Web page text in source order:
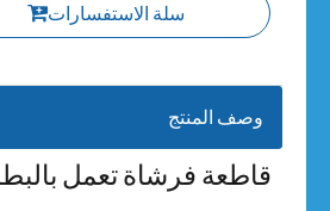
سلة الاستفسارات
وصف المنتج
قاطعة فرشاة تعمل بالبطارية